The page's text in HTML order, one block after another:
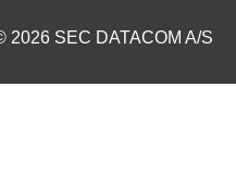
2026 SEC DATACOM A/S